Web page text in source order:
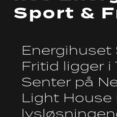
Sport &
Energihuset
Fritid ligger i
Senter på
Light House